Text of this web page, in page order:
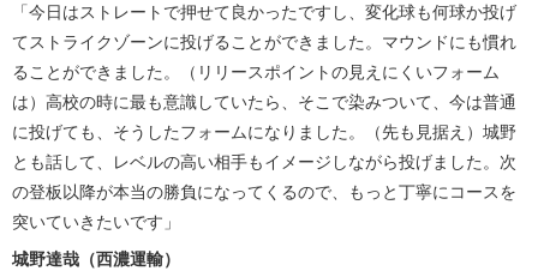
「今日はストレートで押せて良かったですし、変化球も何球か投げ
てストライクゾーンに投げることができました。マウンドにも慣れ
ることができました。（リリースポイントの見えにくいフォーム
は）高校の時に最も意識していたら、そこで染みついて、今は普通
に投げても、そうしたフォームになりました。（先も見据え）城野
とも話して、レベルの高い相手もイメージしながら投げました。次
の登板以降が本当の勝負になってくるので、もっと丁寧にコースを
突いていきたいです」
城野達哉（西濃運輸）